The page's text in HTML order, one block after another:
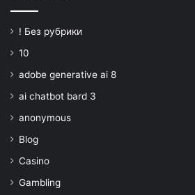
! Без рубрики
10
adobe generative ai 8
ai chatbot bard 3
anonymous
Blog
Casino
Gambling